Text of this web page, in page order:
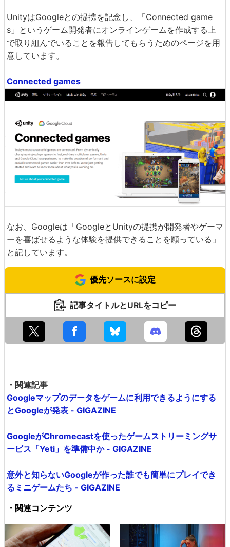
UnityはGoogleとの提携を記念し、「Connected game
s」というゲーム開発者にオンラインゲームを作成する上
で取り組んでいることを報告してもらうためのページを用
意しています。
Connected games
なお、Googleは「GoogleとUnityの提携が開発者やゲーマ
ーを喜ばせるような体験を提供できることを願っている」
と記しています。
優先ソースに設定
記事タイトルとURLをコピー
・関連記事
Googleマップのデータをゲームに利用できるようにする
とGoogleが発表 - GIGAZINE
GoogleがChromecastを使ったゲームストリーミングサ
ービス「Yeti」を準備中か - GIGAZINE
意外と知らないGoogleが作った誰でも簡単にプレイでき
るミニゲームたち - GIGAZINE
・関連コンテンツ